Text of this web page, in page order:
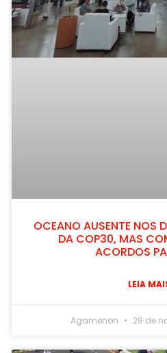
OCEANO AUSENTE NOS
DA COP30, MAS
ACORDOS
LEIA
Agamenon 29 de